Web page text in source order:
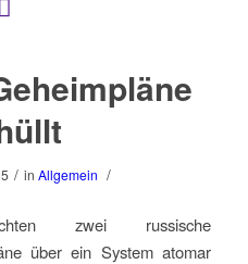
/ inAllgemein /
zwei russische
über ein System atomar